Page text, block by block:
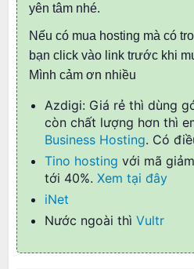
yên tâm nhé.
Nếu có mua hosting mà có
bạn click vào link trước khi
Mình cảm ơn nhiều
Azdigi: Giá rẻ thì dùng
còn chất lượng hơn thì
Business Hosting. Có
Tino hosting với mã
tới 40%. Xem tại đây
iNet
Nước ngoài thì Vultr